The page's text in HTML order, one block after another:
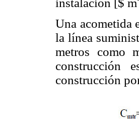
instalación [$ m
Una acometida
la línea
metros como
construcción
construcción